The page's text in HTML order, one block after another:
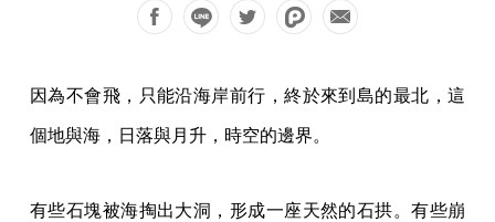
因為不會飛，只能沿海岸前行，終於來到島的最北，這
個地與海，日落與月升，時空的邊界。
有些石塊被海掏出大洞，形成一座天然的石拱。有些崩